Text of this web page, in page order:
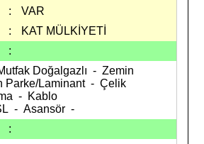
:
VAR
:
KAT MÜLKİYETİ
:
Doğalgazlı - Zemin
Parke/Laminant - Çelik
- Kablo
- Asansör -
: